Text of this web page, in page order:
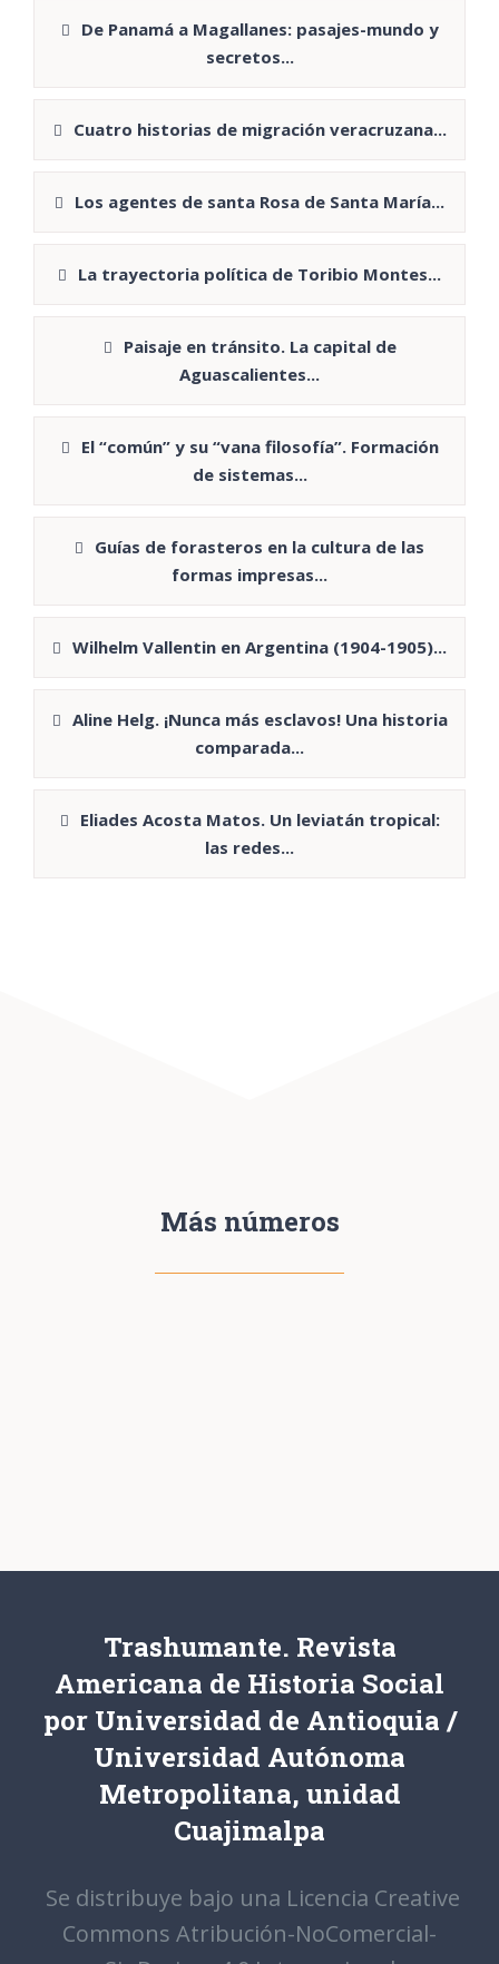
De Panamá a Magallanes: pasajes-mundo y
secretos...
Cuatro historias de migración veracruzana...
Los agentes de santa Rosa de Santa María...
La trayectoria política de Toribio Montes...
Paisaje en tránsito. La capital de
Aguascalientes...
El “común” y su “vana filosofía”. Formación
de sistemas...
Guías de forasteros en la cultura de las
formas impresas...
Wilhelm Vallentin en Argentina (1904-1905)...
Aline Helg. ¡Nunca más esclavos! Una historia
comparada...
Eliades Acosta Matos. Un leviatán tropical:
las redes...
Más números
Trashumante. Revista
Americana de Historia Social
por Universidad de Antioquia /
Universidad Autónoma
Metropolitana, unidad
Cuajimalpa
Se distribuye bajo una Licencia Creative
Commons Atribución-NoComercial-